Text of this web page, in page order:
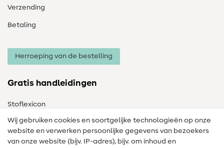
Verzending
Betaling
Herroeping van de bestelling
Gratis handleidingen
Stoflexicon
Naailexicon
Gratis Naaipatronen
Wij gebruiken cookies en soortgelijke technologieën op onze
website en verwerken persoonlijke gegevens van bezoekers
van onze website (bijv. IP-adres), bijv. om inhoud en